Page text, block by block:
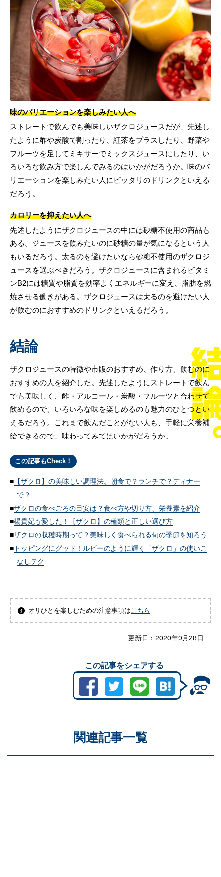
味のバリエーションを楽しみたい人へ
ストレートで飲んでも美味しいザクロジュースだが、先述し
たように酢や炭酸で割ったり、紅茶をプラスしたり、野菜や
フルーツを足してミキサーでミックスジュースにしたり、い
ろいろな飲み方で楽しんでみるのはいかがだろうか。味のバ
リエーションを楽しみたい人にピッタリのドリンクといえる
だろう。
カロリーを抑えたい人へ
先述したようにザクロジュースの中には砂糖不使用の商品も
ある。ジュースを飲みたいのに砂糖の量が気になるという人
もいるだろう。太るのを避けたいなら砂糖不使用のザクロジ
ュースを選ぶべきだろう。ザクロジュースに含まれるビタミ
ンB2には糖質や脂質を効率よくエネルギーに変え、脂肪を燃
焼させる働きがある。ザクロジュースは太るのを避けたい人
が飲むのにおすすめのドリンクといえるだろう。
結論
ザクロジュースの特徴や市販のおすすめ、作り方、飲むのに
おすすめの人を紹介した。先述したようにストレートで飲ん
でも美味しく、酢・アルコール・炭酸・フルーツと合わせて
飲めるので、いろいろな味を楽しめるのも魅力のひとつとい
えるだろう。これまで飲んだことがない人も、手軽に栄養補
給できるので、味わってみてはいかがだろうか。
この記事もCheck！
【ザクロ】の美味しい調理法。朝食で？ランチで？ディナー
で？
ザクロの食べごろの目安は？食べ方や切り方、栄養素を紹介
楊貴妃も愛した！【ザクロ】の種類と正しい選び方
ザクロの収穫時期って？美味しく食べられる旬の季節を知ろう
トッピングにグッド！ルビーのように輝く「ザクロ」の使いこ
なしテク
オリひとを楽しむための注意事項はこちら
更新日： 2020年9月28日
この記事をシェアする
関連記事一覧